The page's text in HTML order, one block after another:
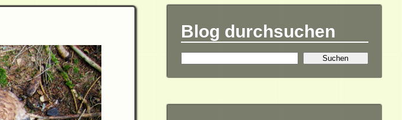
Blog durchsuchen